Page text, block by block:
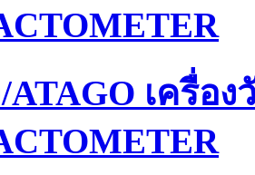
ATAGO เครื่อ